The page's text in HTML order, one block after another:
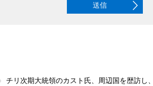
送信
チリ次期大統領のカスト氏、周辺国を歴訪し